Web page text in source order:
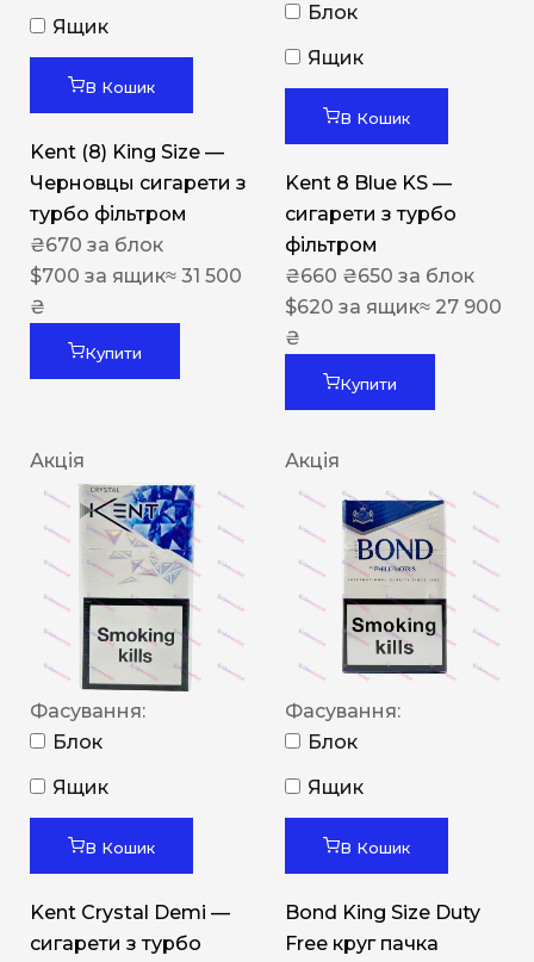
Ящик
В Кошик
Kent (8) King Size —
Черновцы сигарети з
турбо фільтром
₴670 за блок
$700 за ящик≈ 31 500
₴
Купити
Блок
Ящик
В Кошик
Kent 8 Blue KS —
сигарети з турбо
фільтром
₴660 ₴650 за блок
$620 за ящик≈ 27 900
₴
Купити
Акція
Фасування:
Блок
Ящик
В Кошик
Kent Crystal Demi —
сигарети з турбо
Акція
Фасування:
Блок
Ящик
В Кошик
Bond King Size Duty
Free круг пачка